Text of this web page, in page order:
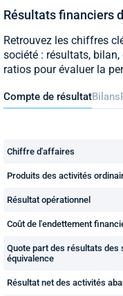
Résultats financiers
Retrouvez les chiffres
société : résultats,
ratios pour évaluer la
Compte de résultatBilans
Chiffre d'affaires
Produits des activités
Résultat opérationnel
Coût de l'endettement
Quote part des résultats des
équivalence
Résultat net des activités